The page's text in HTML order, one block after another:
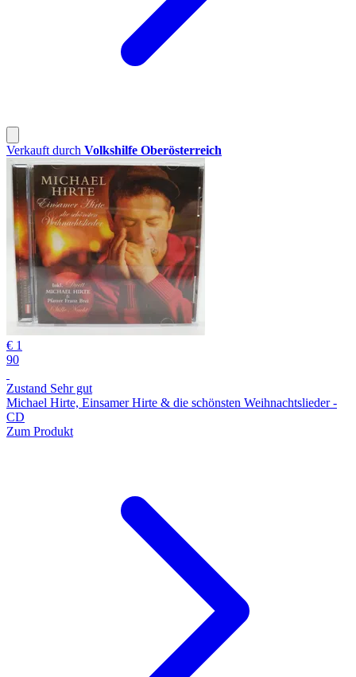
Verkauft durch Volkshilfe Oberösterreich
€ 1
90
Zustand Sehr gut
Michael Hirte, Einsamer Hirte & die schönsten Weihnachtslieder -
CD
Zum Produkt